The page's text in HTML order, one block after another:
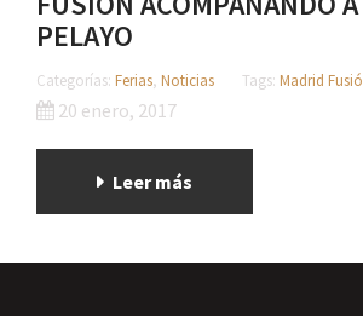
PELAYO
Categorías: Ferias, Noticias Tags: Madrid
20 enero, 2017
Leer más